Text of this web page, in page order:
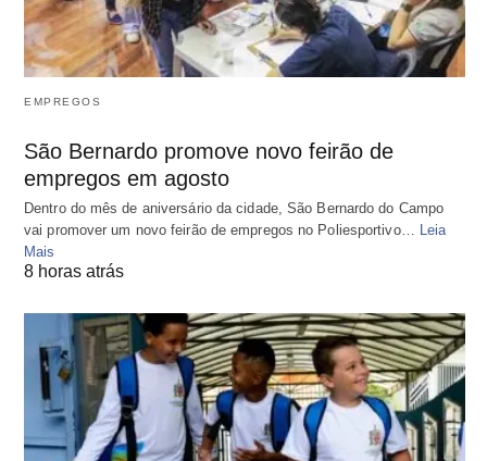
EMPREGOS
São Bernardo promove novo feirão de
empregos em agosto
Dentro do mês de aniversário da cidade, São Bernardo do Campo
vai promover um novo feirão de empregos no Poliesportivo… Leia
Mais
8 horas atrás